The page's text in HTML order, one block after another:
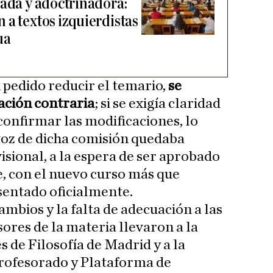
y adoctrinadora:
a textos izquierdistas
reducir el temario, se
contraria; si se exigía claridad
las modificaciones, lo
de dicha comisión quedaba
a la espera de ser aprobado
con el nuevo curso más que
oficialmente.
y la falta de adecuación a las
de la materia llevaron a la
de Filosofía de Madrid y a la
y Plataforma de